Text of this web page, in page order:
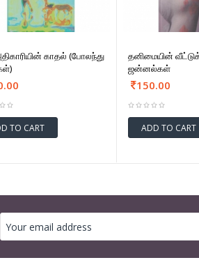
காதல் (போலந்து
TO CART
தனிமையின்
ஜன்னல்கள்
150.00
ADD TO CART